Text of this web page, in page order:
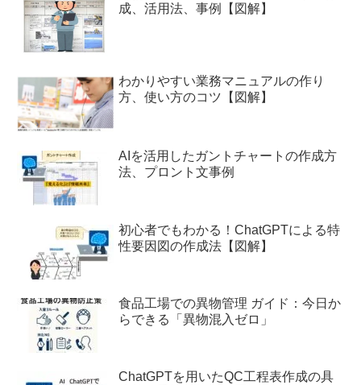
成、活用法、事例【図解】
わかりやすい業務マニュアルの作り
方、使い方のコツ【図解】
AIを活用したガントチャートの作成方
法、プロント文事例
初心者でもわかる！ChatGPTによる特
性要因図の作成法【図解】
食品工場での異物管理 ガイド：今日か
らできる「異物混入ゼロ」
ChatGPTを用いたQC工程表作成の具